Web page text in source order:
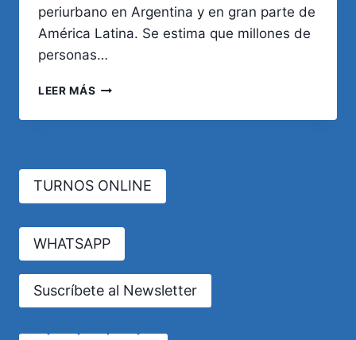
periurbano en Argentina y en gran parte de
América Latina. Se estima que millones de
personas…
LEER MÁS ENFERMEDAD
CHAGAS.
PREVALENCIA
EN
AMÉRICA.
TURNOS ONLINE
WHATSAPP
Suscríbete al Newsletter